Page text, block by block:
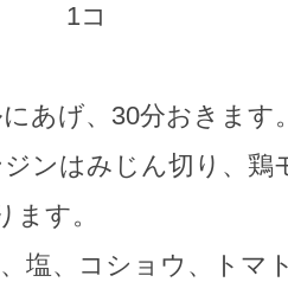
） 1コ
あげ、30分おきます
ンはみじん切り、鶏
ます。
塩、コショウ、トマ